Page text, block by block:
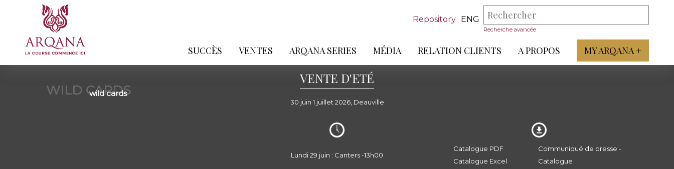
Repository ENG
Recherche avancée
SUCCÈS VENTES ARQANA SERIES MÉDIA RELATION CLIENTS A PROPOS MY ARQANA +
WILD CARDS
wild cards
VENTE D'ETÉ
30 juin 1 juillet 2026, Deauville
Lundi 29 juin : Canters -13h00
Catalogue PDF
Catalogue Excel
Communiqué de presse -
Catalogue